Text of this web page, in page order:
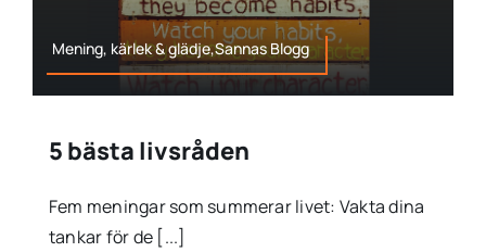
Mening, kärlek & glädje,Sannas Blogg
5 bästa livsråden
Fem meningar som summerar livet: Vakta dina
tankar för de [...]